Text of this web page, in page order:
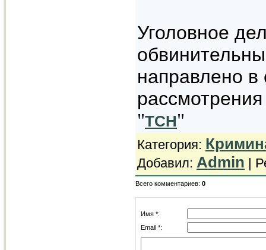
Уголовное
направлено в
"ТСН"
Категория:
Добавил: Admin |
Всего комментариев: 0
Имя *:
Email *: